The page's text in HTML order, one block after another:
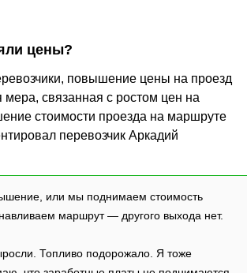
цены?
повышение цены на проезд
связанная с ростом цен на
стоимости проезда на маршруте
перевозчик Аркадий
или мы поднимаем стоимость
маршрут — другого выхода нет.
Топливо подорожало. Я тоже